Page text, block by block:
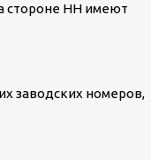
стороне НН имеют
заводских номеров,